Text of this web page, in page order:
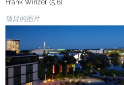
Frank Winzer (5,6)
项目的图片